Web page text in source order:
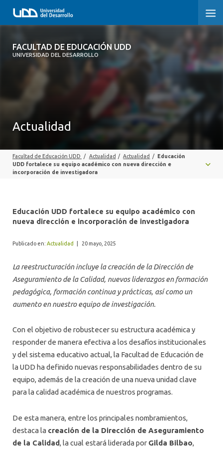
FACULTAD DE EDUCACIÓN UDD
UNIVERSIDAD DEL DESARROLLO
FACULTAD DE EDUCACIÓN UDD
POSTGRADO Y EDUCACIÓN CONTINUA
ALUMNI
Actualidad
Facultad de Educación UDD / Actualidad / Actualidad /
Educación
UDD fortalece su equipo académico con nueva dirección e
incorporación de investigadora
Educación UDD fortalece su equipo académico con
nueva dirección e incorporación de investigadora
Publicado en: Actualidad 20 mayo, 2025
La reestructuración incluye la creación de la Dirección de
Aseguramiento de la Calidad, nuevos liderazgos en formación
pedagógica, formación continua y prácticas, así como un
aumento en nuestro equipo de investigación.
Con el objetivo de robustecer su estructura académica y
responder de manera efectiva a los desafíos institucionales
y del sistema educativo actual, la Facultad de Educación de
la UDD ha definido nuevas responsabilidades dentro de su
equipo, además de la creación de una nueva unidad clave
para la calidad académica de nuestros programas.
De esta manera, entre los principales nombramientos,
destaca la creación de la Dirección de Aseguramiento
de la Calidad, la cual estará liderada por Gilda Bilbao,